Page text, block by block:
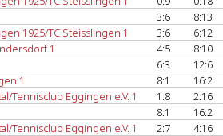
3:6
8:13
1925/TC Steisslingen 1 3:6
6:12
1 4:5
8:10
6:3
12:6
1 8:1
16:2
Tennisclub Eggingen e.V. 1 1:8
2:16
8:1
16:2
Tennisclub Eggingen e.V. 1 2:7
4:16